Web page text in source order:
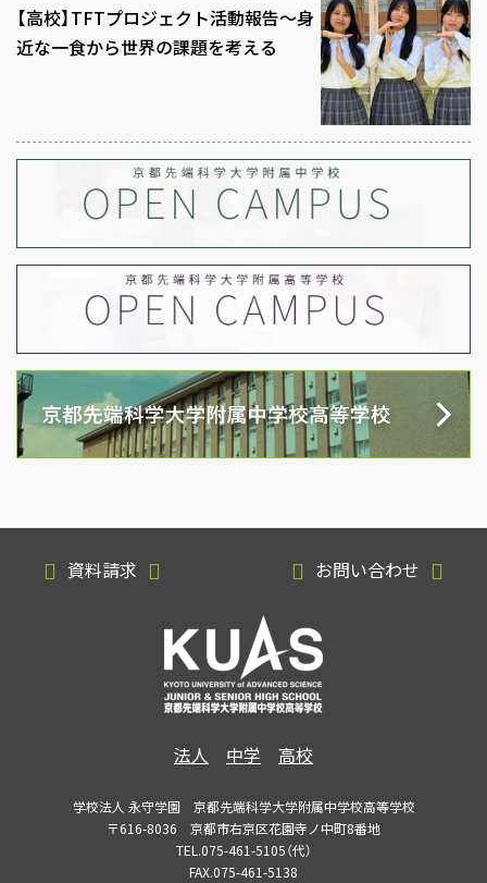
【高校】TFTプロジェクト活動報告～身
近な一食から世界の課題を考える
資料請求 お問い合わせ
法人 中学 高校
学校法人 永守学園 京都先端科学大学附属中学校高等学校
〒616-8036 京都市右京区花園寺ノ中町8番地
TEL.075-461-5105（代）
FAX.075-461-5138